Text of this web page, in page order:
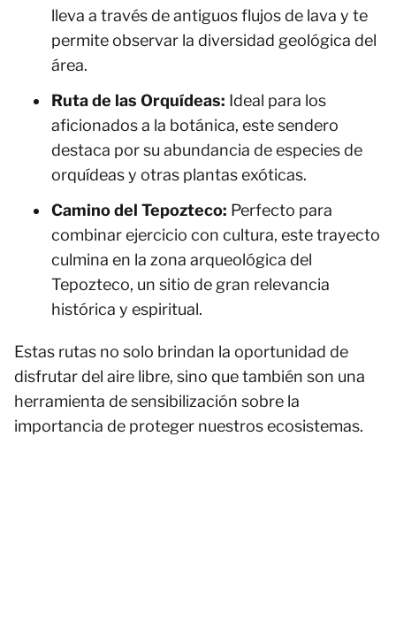
lleva a través de antiguos flujos de lava y te
permite observar la diversidad geológica del
área.
Ruta de las Orquídeas: Ideal para los
aficionados a la botánica, este sendero
destaca por su abundancia de especies de
orquídeas y otras plantas exóticas.
Camino del Tepozteco: Perfecto para
combinar ejercicio con cultura, este trayecto
culmina en la zona arqueológica del
Tepozteco, un sitio de gran relevancia
histórica y espiritual.
Estas rutas no solo brindan la oportunidad de
disfrutar del aire libre, sino que también son una
herramienta de sensibilización sobre la
importancia de proteger nuestros ecosistemas.